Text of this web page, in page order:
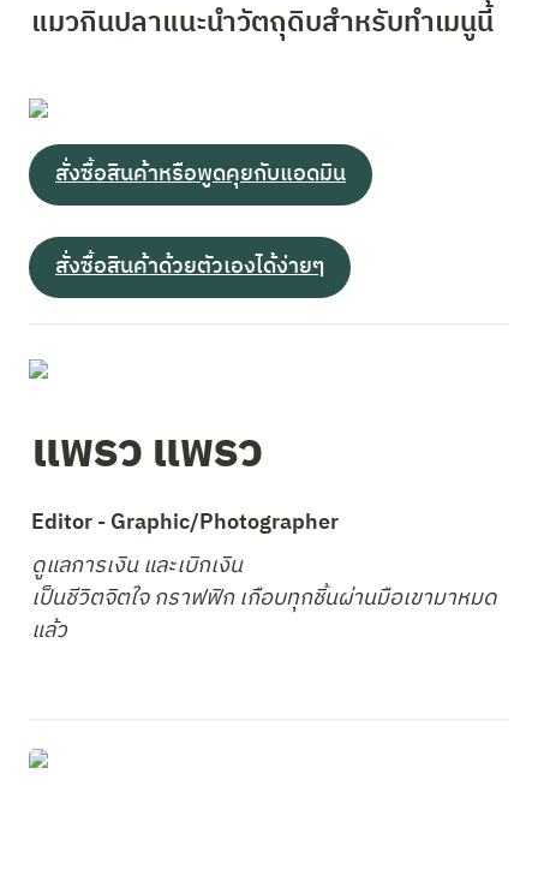
แมวกินปลาแนะนำวัตถุดิบสำหรับทำเมนูนี้
สั่งซื้อสินค้าหรือพูดคุยกับแอดมิน
สั่งซื้อสินค้าด้วยตัวเองได้ง่ายๆ
แพรว แพรว
Editor - Graphic/Photographer
ดูแลการเงิน และเบิกเงิน
เป็นชีวิตจิตใจ กราฟฟิก เกือบทุกชิ้นผ่านมือเขามาหมด
แล้ว
รายการสินค้าวันนี้ อาหารทะเลปลอดภัย